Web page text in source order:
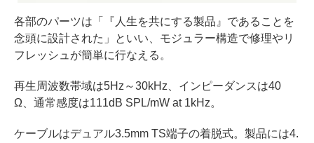
各部のパーツは「『人生を共にする製品』であることを
念頭に設計された」といい、モジュラー構造で修理やリ
フレッシュが簡単に行なえる。
再生周波数帯域は5Hz～30kHz、インピーダンスは40
Ω、通常感度は111dB SPL/mW at 1kHz。
ケーブルはデュアル3.5mm TS端子の着脱式。製品には4.